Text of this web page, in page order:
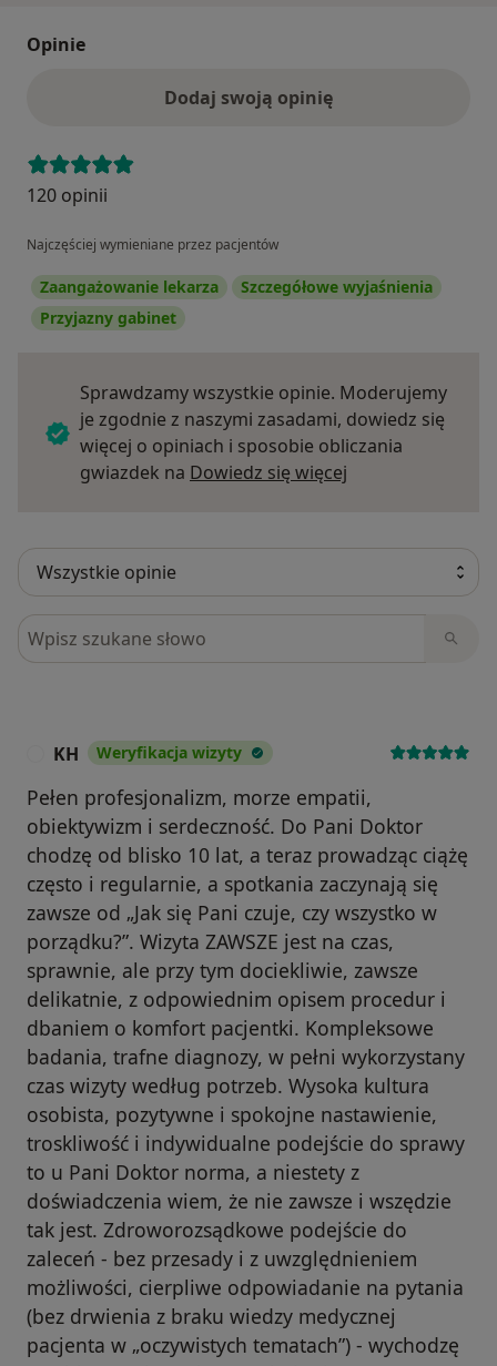
Opinie
Dodaj swoją opinię
120 opinii
Najczęściej wymieniane przez pacjentów
Zaangażowanie lekarza
Szczegółowe wyjaśnienia
Przyjazny gabinet
Sprawdzamy wszystkie opinie. Moderujemy
je zgodnie z naszymi zasadami, dowiedz się
więcej o opiniach i sposobie obliczania
gwiazdek na Dowiedz się więcej
Szukaj w opiniach
KH Weryfikacja wizyty
Pełen profesjonalizm, morze empatii,
obiektywizm i serdeczność. Do Pani Doktor
chodzę od blisko 10 lat, a teraz prowadząc ciążę
często i regularnie, a spotkania zaczynają się
zawsze od „Jak się Pani czuje, czy wszystko w
porządku?”. Wizyta ZAWSZE jest na czas,
sprawnie, ale przy tym dociekliwie, zawsze
delikatnie, z odpowiednim opisem procedur i
dbaniem o komfort pacjentki. Kompleksowe
badania, trafne diagnozy, w pełni wykorzystany
czas wizyty według potrzeb. Wysoka kultura
osobista, pozytywne i spokojne nastawienie,
troskliwość i indywidualne podejście do sprawy
to u Pani Doktor norma, a niestety z
doświadczenia wiem, że nie zawsze i wszędzie
tak jest. Zdroworozsądkowe podejście do
zaleceń - bez przesady i z uwzględnieniem
możliwości, cierpliwe odpowiadanie na pytania
(bez drwienia z braku wiedzy medycznej
pacjenta w „oczywistych tematach”) - wychodzę